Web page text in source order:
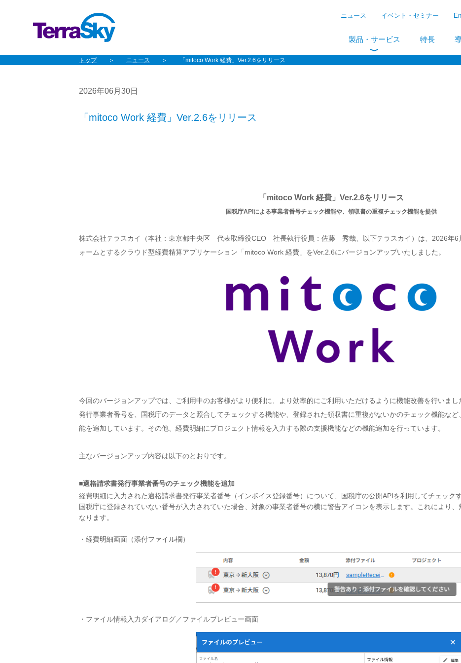
ニュース イベント・セミナー
製品・サービス 特長
トップ ニュース 「mitoco Work 経費」Ver.2.6をリリース
2026年06月30日
「mitoco Work 経費」Ver.2.6をリリース
「mitoco Work 経費」Ver.2.6をリリース
国税庁APIによる事業者番号チェック機能や、領収書の重複チェック機能を提供
株式会社テラスカイ（本社：東京都中央区 代表取締役CEO 社長執行役員：佐藤 秀哉、以下テラスカイ）は、2026年6
ォームとするクラウド型経費精算アプリケーション「mitoco Work 経費」をVer.2.6にバージョンアップいたしました。
今回のバージョンアップでは、ご利用中のお客様がより便利に、より効率的にご利用いただけるように機能改善を行いま
発行事業者番号を、国税庁のデータと照合してチェックする機能や、登録された領収書に重複がないかのチェック機能な
能を追加しています。その他、経費明細にプロジェクト情報を入力する際の支援機能などの機能追加を行っています。
主なバージョンアップ内容は以下のとおりです。
■適格請求書発行事業者番号のチェック機能を追加
経費明細に入力された適格請求書発行事業者番号（インボイス登録番号）について、国税庁の公開APIを利用してチェック
国税庁に登録されていない番号が入力されていた場合、対象の事業者番号の横に警告アイコンを表示します。これにより
なります。
・経費明細画面（添付ファイル欄）
・ファイル情報入力ダイアログ／ファイルプレビュー画面